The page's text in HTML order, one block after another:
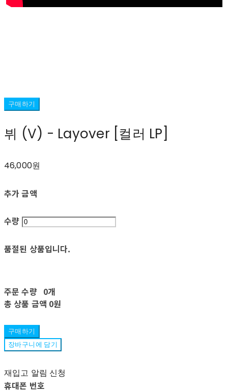
구매하기
뷔 (V) - Layover [컬러 LP]
46,000원
추가 금액
수량
품절된 상품입니다.
주문 수량 0개
총 상품 금액 0원
구매하기
장바구니에 담기
재입고 알림 신청
휴대폰 번호